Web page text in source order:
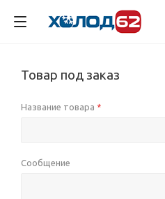
Товар под заказ
Название товара *
Сообщение